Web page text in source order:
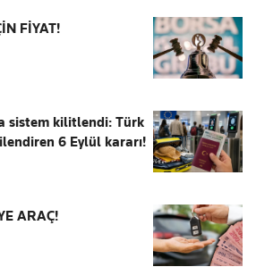
FİYAT!
sistem kilitlendi: Türk
6 Eylül kararı!
ARAÇ!